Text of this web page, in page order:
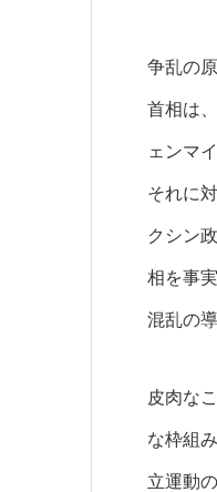
争乱の
首相は
ェンマ
それに
クシン
相を事
混乱の
皮肉な
な枠組
立運動